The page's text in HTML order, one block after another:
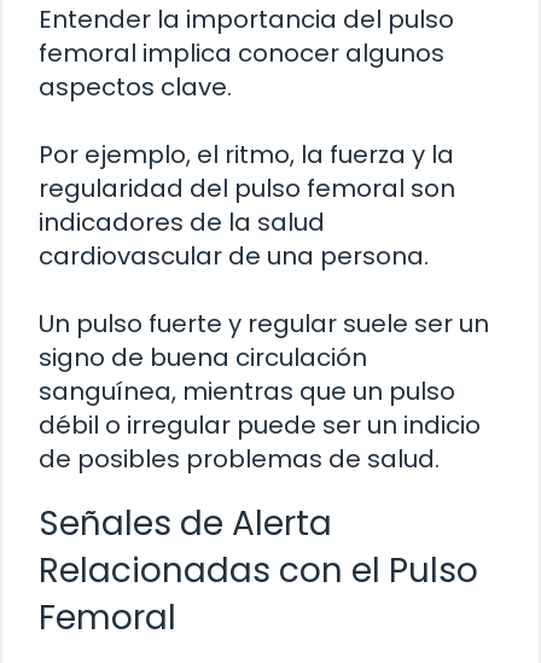
Entender la importancia del pulso
femoral implica conocer algunos
aspectos clave.
Por ejemplo, el ritmo, la fuerza y la
regularidad del pulso femoral son
indicadores de la salud
cardiovascular de una persona.
Un pulso fuerte y regular suele ser un
signo de buena circulación
sanguínea, mientras que un pulso
débil o irregular puede ser un indicio
de posibles problemas de salud.
Señales de Alerta
Relacionadas con el Pulso
Femoral